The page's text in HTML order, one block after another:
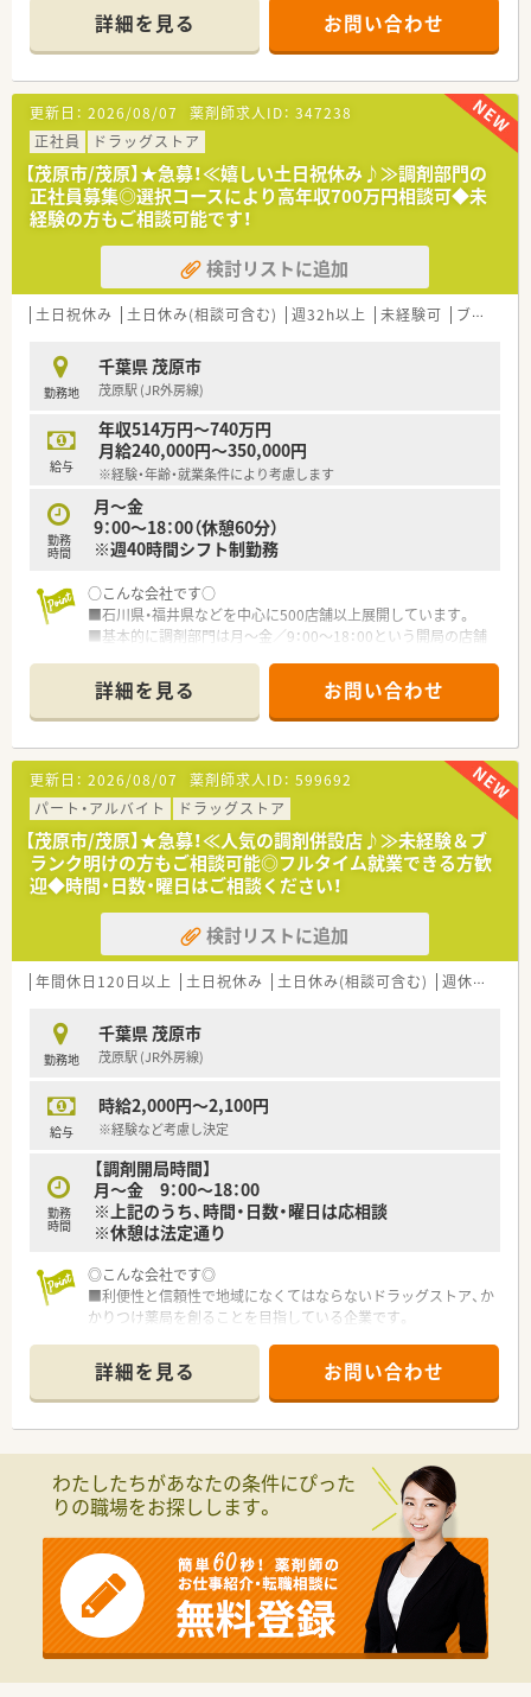
設、駅前型や郊外型店舗など様々な店舗のスタイルが安定・成長・
高収益に繋がっています。
■かかりつけ薬剤師・薬局の機能に加えて、OTC薬や健康食品、介
護や食事・栄養摂取に関することまで気軽に相談できる薬局とし
て厚生労働省が定める「健康サポート薬局」についても、認定の
取得に取り組んでいます。
■薬剤師とそれ以外の職種で業務を割り振り、薬剤師の負荷を軽
減！
薬剤師はレジ業務を軽減、薬剤師業務に集中することで専門性
を十分に発揮することができます。
■未経験者には新卒同様のフルパッケージ（座学・OTC含めて最
長2年）の教育体制があります！
■ドラッグストアで働きたい方、調剤薬局で働きたい方それぞれ
別で採用しています。
■正社員・パート社員・準社員・契約社員・アルバイトなど、ご希望
■プラチナくるみんマークも取得しており、子育てをサポートし
ている企業のため女性の方はもちろん、男性の育休取得者もいる
など男女ともに働きやすい社風です。
■女性のワーク・ライフ・バランスを推進する優良企業として、厚
生労働省認定の「えるぼしマーク」(最高位である3段階目)を取
得。
■法律上、育児休業の期間は子どもが1歳になるまでですが、サ
ンドラッググループでは最大子どもが3歳になるまで延長して休
業することが可能です。
■時短勤務制度もあり。子どもが中学1年生になるまで延長も可
■その他、復職フォロー制度や育児手当、奨学金返済サポート制
度、社割制度など手厚い福利厚生を用意しています。
詳細を見る お問い合わせ
更新日： 2026/08/07 薬剤師求人ID： 347238
正社員
ドラッグストア
【茂原市/茂原】★急募！≪嬉しい土日祝休み♪≫調剤部門の
正社員募集◎選択コースにより高年収700万円相談可◆未
経験の方もご相談可能です！
検討リストに追加
土日祝休み 土日休み(相談可含む) 週32h以上 未経験可 ブランク可
勤務地
千葉県 茂原市
茂原駅 (JR外房線)
給与
年収514万円～740万円
月給240,000円～350,000円
※経験・年齢・就業条件により考慮します
勤務
時間
月～金
9：00～18：00（休憩60分）
※週40時間シフト制勤務
○こんな会社です○
■石川県・福井県などを中心に500店舗以上展開しています。
■基本的に調剤部門は月～金／9：00～18：00という開局の店舗
させることができます。
■年に1度、7連休または4連休を2回取得できます。
■発注・在庫管理は自動、薬歴も音声入力が可能で、効率的にお
仕事ができます。
■正社員は8時間勤務と9時間勤務の採用方式を選択することが
できます。
■社員割引を利用することができ、全品5％オフで買い物をする
ことができます。
詳細を見る お問い合わせ
更新日： 2026/08/07 薬剤師求人ID： 599692
パート・アルバイト
ドラッグストア
【茂原市/茂原】★急募！≪人気の調剤併設店♪≫未経験＆ブ
ランク明けの方もご相談可能◎フルタイム就業できる方歓
迎◆時間・日数・曜日はご相談ください！
検討リストに追加
年間休日120日以上 土日祝休み 土日休み(相談可含む) 週休2.5日以上
勤務地
千葉県 茂原市
茂原駅 (JR外房線)
給与
時給2,000円～2,100円
※経験など考慮し決定
勤務
時間
【調剤開局時間】
月～金 9：00～18：00
※上記のうち、時間・日数・曜日は応相談
※休憩は法定通り
◎こんな会社です◎
■利便性と信頼性で地域になくてはならないドラッグストア、か
かりつけ薬局を創ることを目指している企業です。
でもスムーズに仕事が出来る環境が整っているので安心です。
■病院門前の様に処方箋枚数が多くない為に、服薬指導の時間も
じっくりとれるので、患者様にしっかり向き合い仕事が出来るの
も魅力の一つです。
詳細を見る お問い合わせ
わたしたちがあなたの条件にぴった
りの職場をお探しします。